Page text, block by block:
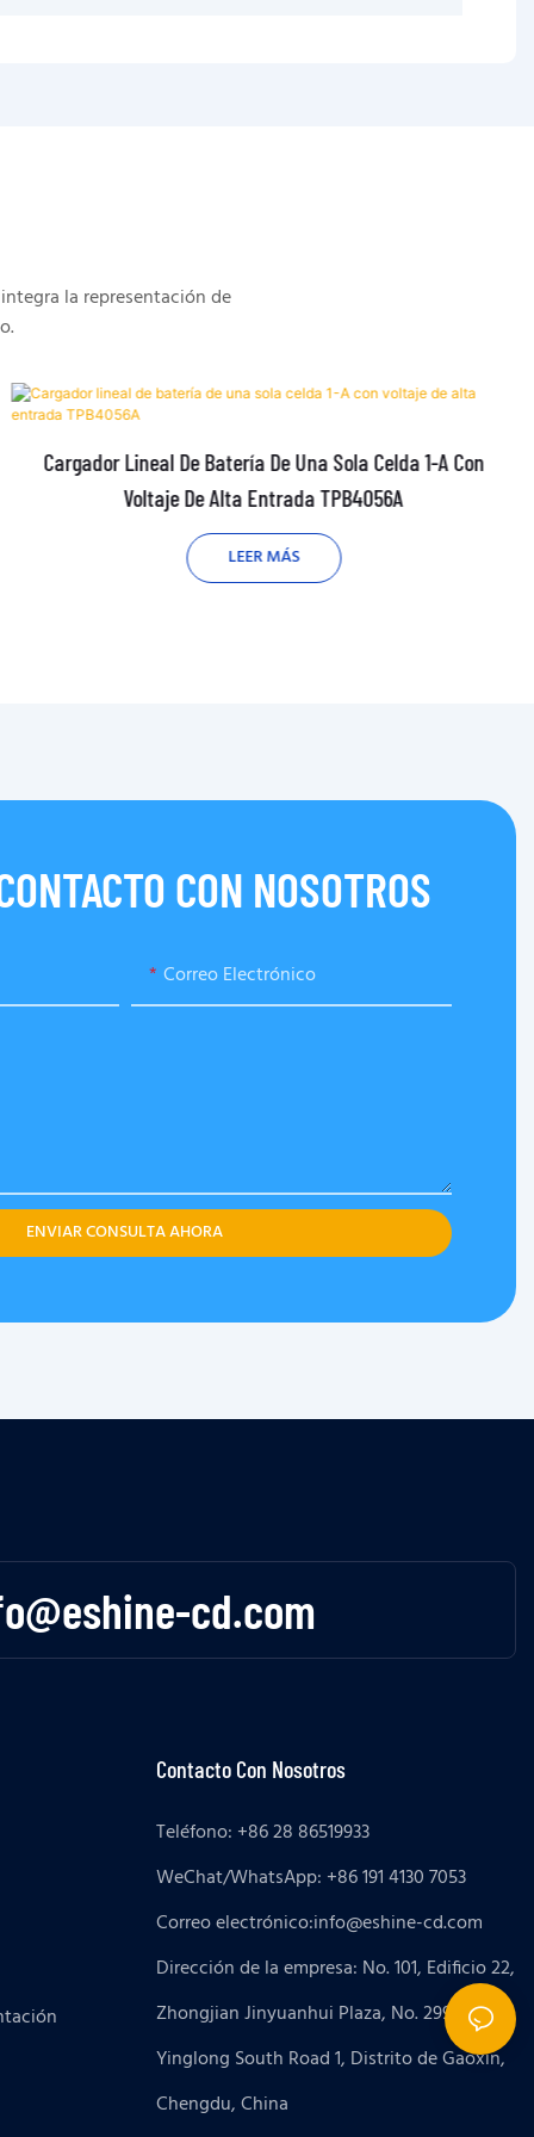
la representación de
Cargador Lineal De Batería De Una Sola Celda 1-A Con
Voltaje De Alta Entrada TPB4056A
LEER MÁS
CON NOSOTROS
Correo Electrónico
ENVIAR CONSULTA AHORA
cd.com
Contacto Con Nosotros
Teléfono: +86 28 86519933
WeChat/WhatsApp: +86 191 4130 7053
Correo electrónico:info@eshine-cd.com
Dirección de la empresa: No. 101, Edificio 22,
Zhongjian Jinyuanhui Plaza, No. 299
Yinglong South Road 1, Distrito de Gaoxin,
Chengdu, China